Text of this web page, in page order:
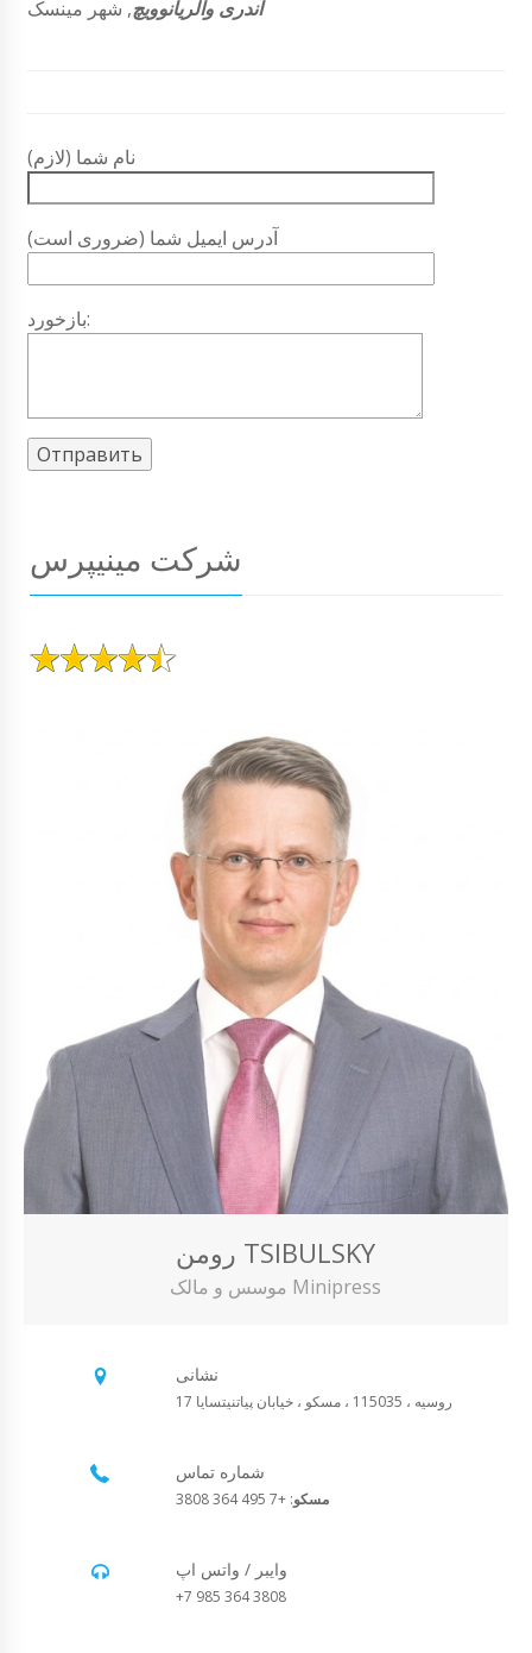
آندری والریانوویچ, شهر مینسک
نام شما (لازم)
آدرس ایمیل شما (ضروری است)
بازخورد:
شرکت مینیپرس
رومن TSIBULSKY
موسس و مالک Minipress
نشانی
روسیه ، 115035 ، مسکو ، خیابان پیاتنیتسایا 17
شماره تماس
مسکو: +7 495 364 3808
وایبر / واتس اپ
+7 985 364 3808